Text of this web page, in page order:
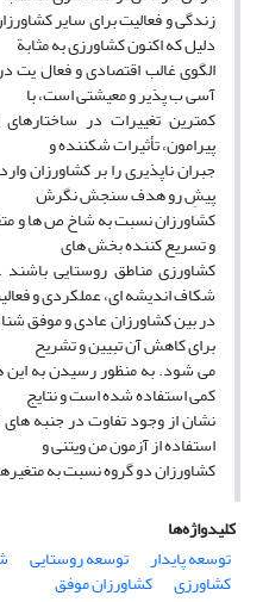
زندگی و فعالیت برای سایر
دلیل که اکنون کشاورزی به مثابة
الگوی غالب اقتصادی و فعال یت
آسی ب پذیر و معیشتی است، با
کمترین تغییرات در
پیرامون، تأثیرات شکننده و
جبران ناپذیری را بر کشاورزان
پیشِ رو هدف سنجش نگرش
کشاورزان نسبت به شاخ ص ها و
و تسریع کننده بخش های
کشاورزی مناطق روستایی
شکاف اندیشه ای، عملکردی و
در بین کشاورزان عادی و موفق
برای کاهش آن تبیین و تشریح
می شود. به منظور رسیدن به
کمی استفاده شده است و نتایج
استفاده از آزمون من ویتنی و
کشاورزان دو گروه نسبت به
کلیدواژه‌ها
توسعه پایدار
توسعه روستایی
کشاورزی کشاورزان موفق